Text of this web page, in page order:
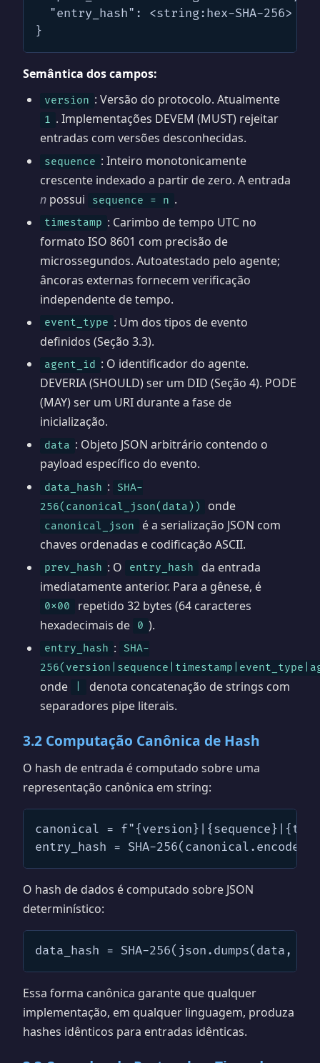
  "entry_hash": <string:hex-SHA-256>
}
Semântica dos campos:
version : Versão do protocolo. Atualmente
1 . Implementações DEVEM (MUST) rejeitar
entradas com versões desconhecidas.
sequence : Inteiro monotonicamente
crescente indexado a partir de zero. A entrada
n possui sequence = n .
timestamp : Carimbo de tempo UTC no
formato ISO 8601 com precisão de
microssegundos. Autoatestado pelo agente;
âncoras externas fornecem verificação
independente de tempo.
event_type : Um dos tipos de evento
definidos (Seção 3.3).
agent_id : O identificador do agente.
DEVERIA (SHOULD) ser um DID (Seção 4). PODE
(MAY) ser um URI durante a fase de
inicialização.
data : Objeto JSON arbitrário contendo o
payload específico do evento.
data_hash :
SHA-
256(canonical_json(data))
onde
canonical_json
é a serialização JSON com
chaves ordenadas e codificação ASCII.
prev_hash : O entry_hash
da entrada
imediatamente anterior. Para a gênese, é
0x00
repetido 32 bytes (64 caracteres
hexadecimais de
0 ).
entry_hash :
SHA-
onde
denota concatenação de strings com
separadores pipe literais.
3.2 Computação Canônica de Hash
O hash de entrada é computado sobre uma
representação canônica em string:
canonical =
entry_hash = SHA-
O hash de dados é computado sobre JSON
determinístico:
data_hash = SHA-256(json.dumps(data,
Essa forma canônica garante que qualquer
implementação, em qualquer linguagem, produza
hashes idênticos para entradas idênticas.